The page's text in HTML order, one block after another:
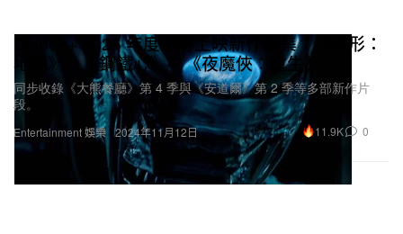
Entertainment 娛樂
Disney+ 2025 年度即將上映新作影集：《異形：
地球》、《鋼鐵心》、《夜魔俠：重生》
同步收錄《大熊餐廳》第 4 季與《安道爾》第 2 季等多部新作片
段。
2024年11月12日 11.9K 0